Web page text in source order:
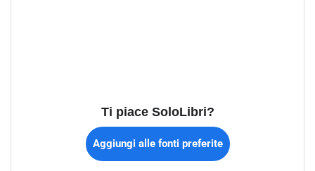
Ti piace SoloLibri?
Aggiungi alle fonti preferite